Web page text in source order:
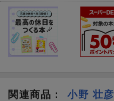
関連商品 ： 小野 壮彦